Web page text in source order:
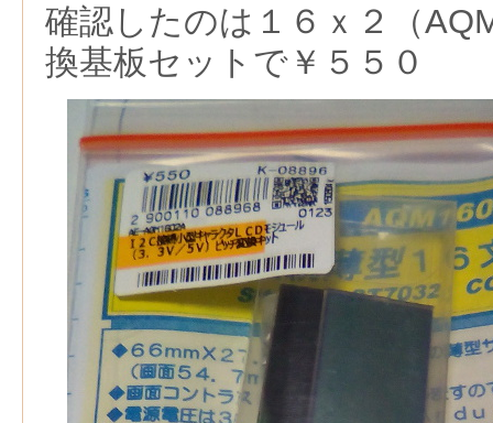
確認したのは１６ｘ２（
換基板セットで￥５５０